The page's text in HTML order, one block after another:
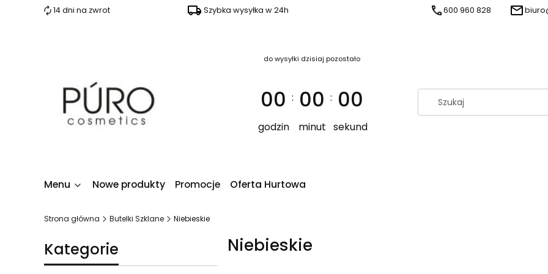
14 dni na zwrot Szybka wysyłka w 24h 600 960 828
do wysyłki dzisiaj pozostało
00
godzin
: 00
minut
: 00
sekund
Menu Nowe produkty Promocje Oferta Hurtowa
Strona główna Butelki Szklane Niebieskie
Kategorie Niebieskie